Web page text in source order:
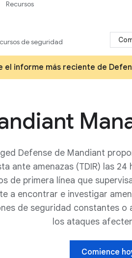
el informe más reciente de
Defense de Mandiant
ante amenazas (TDIR) las
de primera línea que
a encontrar e investigar
de seguridad constantes o
los ataques
Comience
Recursos
de seguridad